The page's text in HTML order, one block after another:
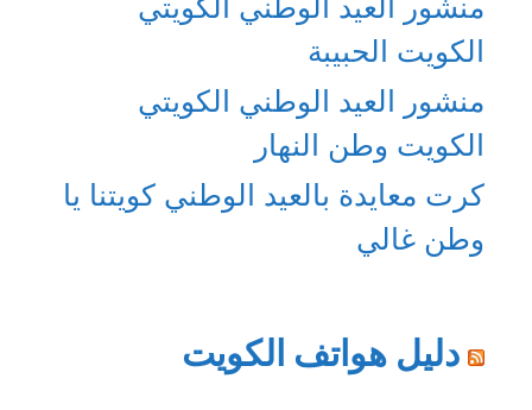
الكويت الحبيبة
منشور العيد الوطني الكويتي
الكويت وطن النهار
كرت معايدة بالعيد الوطني كويتنا يا
وطن غالي
دليل هواتف الكويت